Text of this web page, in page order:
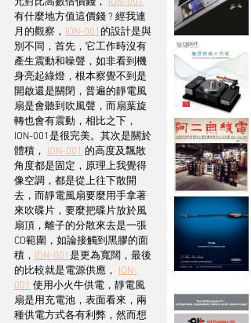
有什麼地方值這價錢 ? 經我連
月的觀察， ION-001的設計是與
別不同，首先，它工作時沒有
產生震動和噪聲，如非看到機
身亮起綠燈，根本察覺不到是
開啟還是關閉，普遍的靜電風
扇是會聽到吹風聲，而扇葉旋
轉也會有震動，相比之下，
ION-001是很完美。其次是關於
體積， ION-001 的高度及飄散
角度都是固定，原理上我覺得
像空調，都是從上往下散開
去，而靜電風扇要麼用手拿著
來吹碟片，要麼把碟片放於風
扇頂，離子的分散來去是一張
CD範圍，如論接觸到黑膠的面
積， ION-001是更為寬闊，最後
的比較就是電源供應， ION-
001 使用小火牛供電，靜電風
扇是用充電池，表面看來，兩
種供電方式各有利弊，然而想